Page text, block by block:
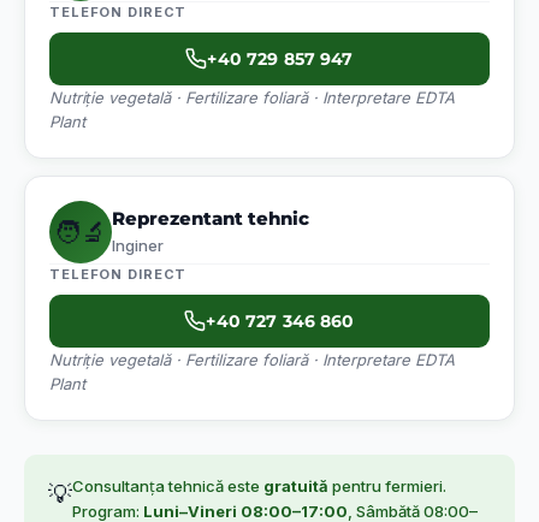
TELEFON DIRECT
+40 729 857 947
Nutriție vegetală · Fertilizare foliară · Interpretare EDTA
Plant
🧑‍🔬 Reprezentant tehnic
Inginer
TELEFON DIRECT
+40 727 346 860
Nutriție vegetală · Fertilizare foliară · Interpretare EDTA
Plant
💡Consultanța tehnică este gratuită pentru fermieri.
Program: Luni–Vineri 08:00–17:00 , Sâmbătă 08:00–